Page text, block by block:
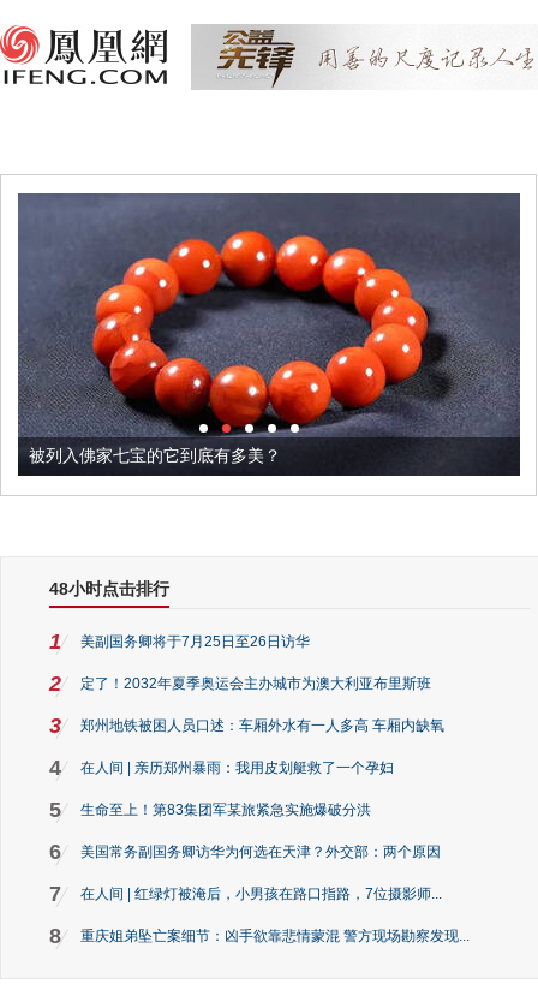
被列入佛家七宝的它到底有多美？
48小时点击排行
1 美副国务卿将于7月25日至26日访华
2 定了！2032年夏季奥运会主办城市为澳大利亚布里斯班
3 郑州地铁被困人员口述：车厢外水有一人多高 车厢内缺氧
4 在人间 | 亲历郑州暴雨：我用皮划艇救了一个孕妇
5 生命至上！第83集团军某旅紧急实施爆破分洪
6 美国常务副国务卿访华为何选在天津？外交部：两个原因
7 在人间 | 红绿灯被淹后，小男孩在路口指路，7位摄影师...
8 重庆姐弟坠亡案细节：凶手欲靠悲情蒙混 警方现场勘察发现...